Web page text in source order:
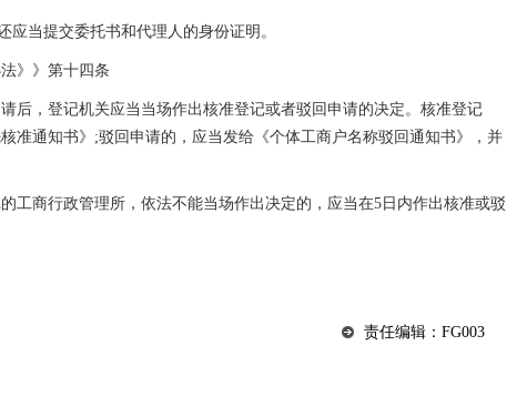
应当提交委托书和代理人的身份证明。
》》第十四条
后，登记机关应当当场作出核准登记或者驳回申请的决定。核准登记
准通知书》;驳回申请的，应当发给《个体工商户名称驳回通知书》，并
工商行政管理所，依法不能当场作出决定的，应当在5日内作出核准或驳
责任编辑：FG003